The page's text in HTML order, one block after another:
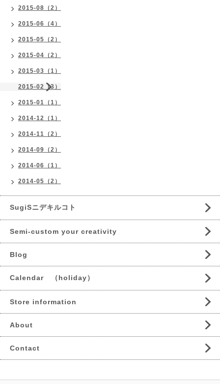
2015-08（2）
2015-06（4）
2015-05（2）
2015-04（2）
2015-03（1）
2015-02（3）
2015-01（1）
2014-12（1）
2014-11（2）
2014-09（2）
2014-06（1）
2014-05（2）
SugiSニデキルコト
Semi-custom your creativity
Blog
Calendar （holiday）
Store information
About
Contact